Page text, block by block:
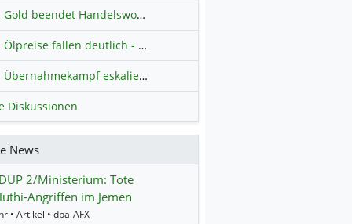
Gold beendet Handelswoche mit Knall: Barrick Mining – Ist diese Aktie wieder ein Kauf?
Ölpreise fallen deutlich - Fortschritte zwischen USA und Iran belasten
Übernahmekampf eskaliert: Wird die Commerzbank italienisch?
Diskussionen
News
2/Ministerium: Tote
Angriffen im Jemen
• Artikel • dpa-AFX